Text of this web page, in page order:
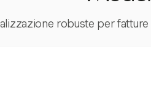
robuste per